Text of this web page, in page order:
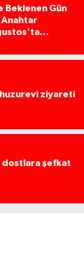
Beklenen Gün
Anahtar
ziyareti
dostlara şefkat